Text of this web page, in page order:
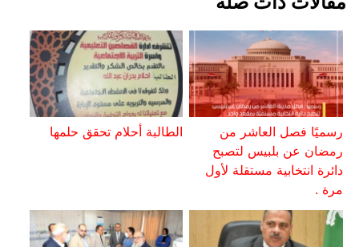
رسميًا فصل العاشر من
رمضان عن بلبيس لتصبح
دائرة انتخابية مستقلة لأول
مرة .
الطالبة أحلام تحقق حلمها